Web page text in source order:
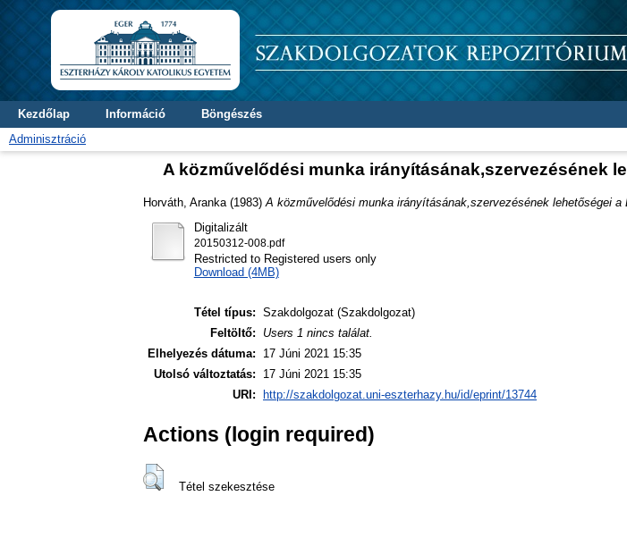
Kezdőlap Információ
Böngészés
Adminisztráció
A közművelődési munka irányításának,szervezésének
Horváth, Aranka (1983) A közművelődési munka irányításának,szervezésének lehetőségei a
Digitalizált
20150312-008.pdf
Restricted to Registered users only
Download (4MB)
Tétel típus: Szakdolgozat (Szakdolgozat)
Feltöltő:
Users 1 nincs találat.
Elhelyezés dátuma:
17 Júni 2021 15:35
Utolsó változtatás:
17 Júni 2021 15:35
URI:
http://szakdolgozat.uni-eszterhazy.hu/id/eprint/13744
Actions (login required)
Tétel szekesztése